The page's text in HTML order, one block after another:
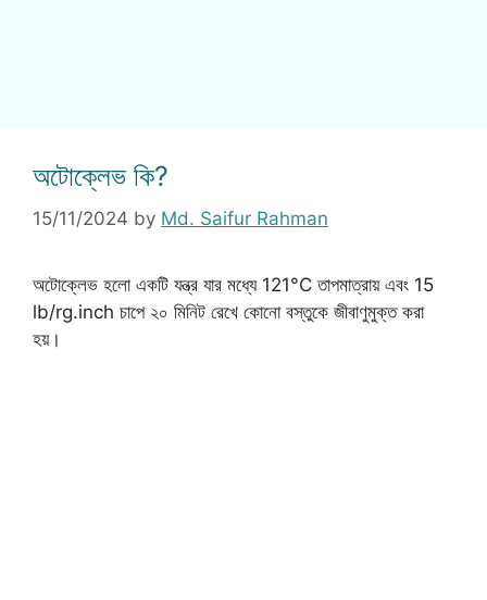
অটোক্লেভ কি?
15/11/2024 by Md. Saifur Rahman
অটোক্লেভ হলো একটি যন্ত্র যার মধ্যে 121°C তাপমাত্রায় এবং 15
lb/rg.inch চাপে ২০ মিনিট রেখে কোনো বস্তুকে জীবাণুমুক্ত করা
হয়।